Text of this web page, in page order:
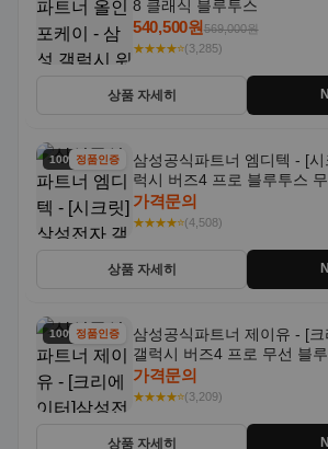
8 클래식 블루투스
540,500원569,000원
★★★★⭐(3,285)
상품 자세히
100% 할인
정품인증
삼성공식파트너 엠디텍 - [
럭시 버즈4 프로 블루투스
R640N
가격문의
★★★★⭐(4,508)
상품 자세히
100% 할인
정품인증
삼성공식파트너 제이유 - [
갤럭시 버즈4 프로 무선 블루
SM-R640N
가격문의
★★★★⭐(3,209)
상품 자세히